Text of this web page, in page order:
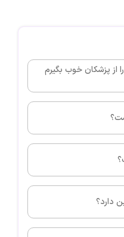
چطور می‌توانم نوبت دکتر مهدی زنگانه را از پزشکان خوب بگیرم